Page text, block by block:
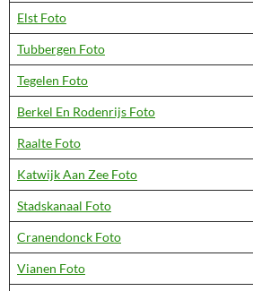
Elst Foto
Tubbergen Foto
Tegelen Foto
Berkel En Rodenrijs Foto
Raalte Foto
Katwijk Aan Zee Foto
Stadskanaal Foto
Cranendonck Foto
Vianen Foto